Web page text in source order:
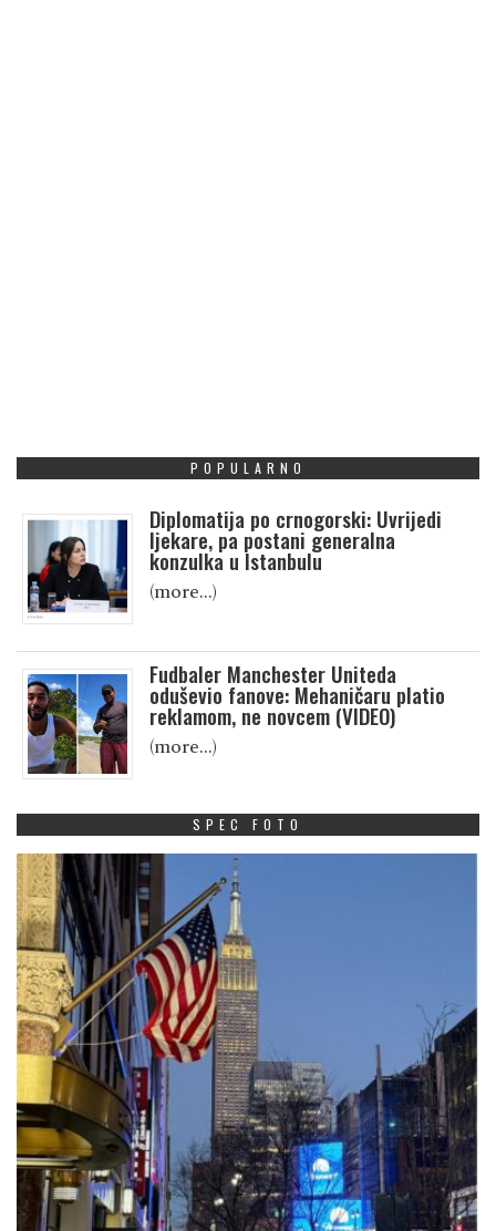
POPULARNO
Diplomatija po crnogorski: Uvrijedi
ljekare, pa postani generalna
konzulka u Istanbulu
(more…)
Fudbaler Manchester Uniteda
oduševio fanove: Mehaničaru platio
reklamom, ne novcem (VIDEO)
(more…)
SPEC FOTO